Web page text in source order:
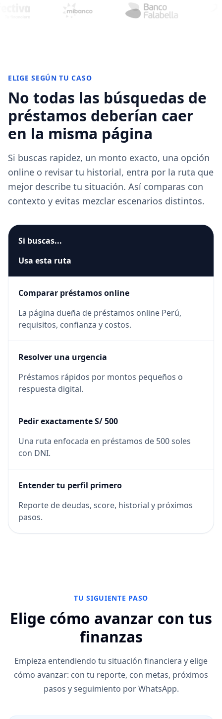
ELIGE SEGÚN TU CASO
No todas las búsquedas de
préstamos deberían caer
en la misma página
Si buscas rapidez, un monto exacto, una opción
online o revisar tu historial, entra por la ruta que
mejor describe tu situación. Así comparas con
contexto y evitas mezclar escenarios distintos.
Si buscas...
Usa esta ruta
Comparar préstamos online
La página dueña de préstamos online Perú,
requisitos, confianza y costos.
Resolver una urgencia
Préstamos rápidos por montos pequeños o
respuesta digital.
Pedir exactamente S/ 500
Una ruta enfocada en préstamos de 500 soles
con DNI.
Entender tu perfil primero
Reporte de deudas, score, historial y próximos
pasos.
TU SIGUIENTE PASO
Elige cómo avanzar con tus
finanzas
Empieza entendiendo tu situación financiera y elige
cómo avanzar: con tu reporte, con metas, próximos
pasos y seguimiento por WhatsApp.